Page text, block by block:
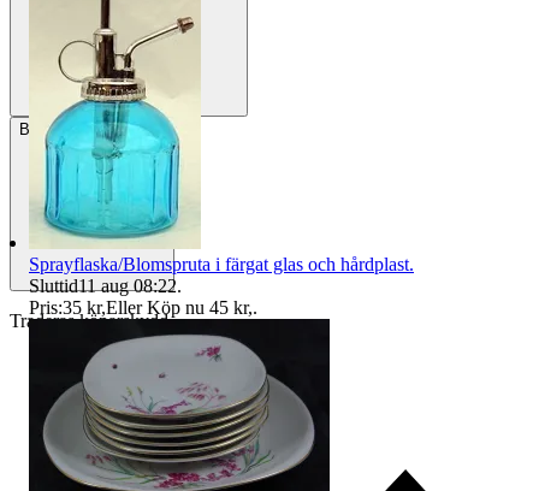
BetalningVia Tradera
Traderas köparskydd
Sprayflaska/Blomspruta i färgat glas och hårdplast.
Sluttid11 aug 08:22.
Pris:35 kr,Eller Köp nu 45 kr,.